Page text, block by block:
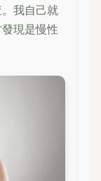
我自己就
現是慢性